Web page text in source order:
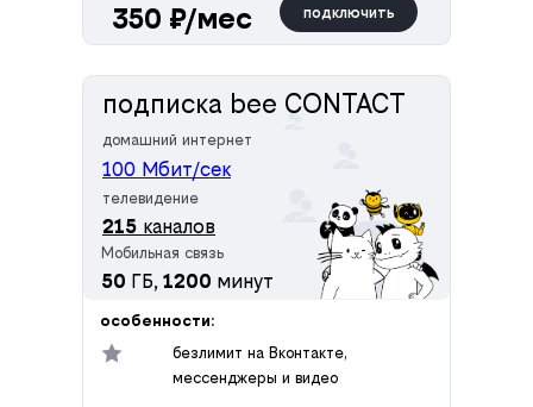
подписка bee CONTACT
домашний интернет
телевидение
Мобильная связь
100 Мбит/сек
215 каналов
50 ГБ, 1200 минут
безлимит на Вконтакте,
мессенджеры и видео
особенности:
подключить
350 ₽/мес